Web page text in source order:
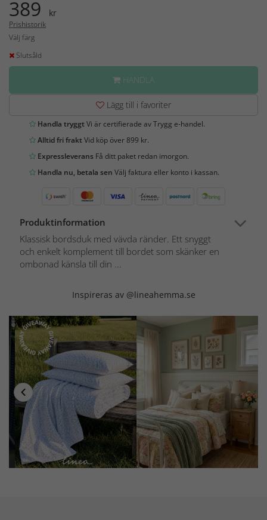
389 kr
Prishistorik
Välj färg
Slutsåld
HANDLA
Lägg till i favoriter
Handla tryggtVi är certifierade av Trygg e-handel.
Alltid fri fraktVid köp över 899 kr.
Expressleverans Få ditt paket redan imorgon.
Handla nu, betala sen Välj faktura eller konto i kassan.
Produktinformation
Klassisk bordsduk med vävda ränder. Ett snyggt
och enkelt komplement till bordet som skänker en
ombonad känsla till din ...
Inspireras av @lineahemma.se